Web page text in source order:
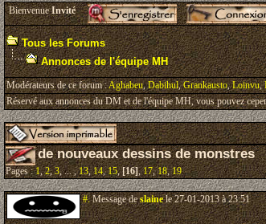
BienvenueInvité
Tous les Forums
Annonces de l'équipe MH
Modérateurs de ce forum :Aghabeu,Dabihul,Grankausto,Loinvu,
Réservé aux annonces du DM et de l'équipe MH, vous pouvez
de nouveaux dessins de monstres
Pages :1,2,3, ... ,13,14,15,[16],17,18,19
#.Message deslainele 27-01-2013 à 23:51